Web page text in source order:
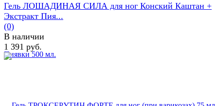
Гель ЛОШАДИНАЯ СИЛА для ног Конский Каштан +
Экстракт Пия...
(0)
В наличии
1 391 руб.